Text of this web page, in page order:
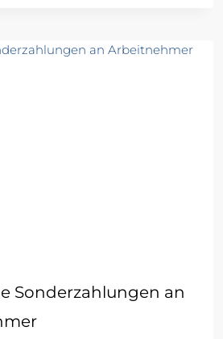
Sonderzahlungen an